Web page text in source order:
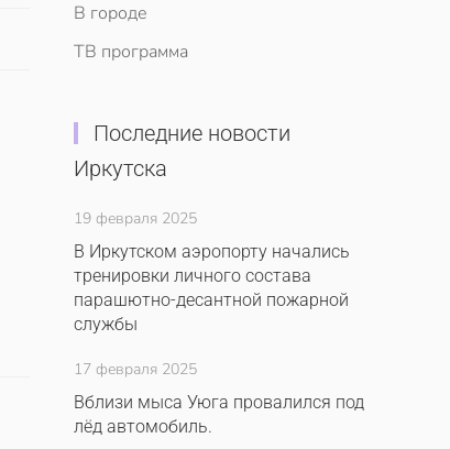
В городе
ТВ программа
Последние новости
Иркутска
19 февраля 2025
В Иркутском аэропорту начались
тренировки личного состава
парашютно-десантной пожарной
службы
17 февраля 2025
Вблизи мыса Уюга провалился под
лёд автомобиль.